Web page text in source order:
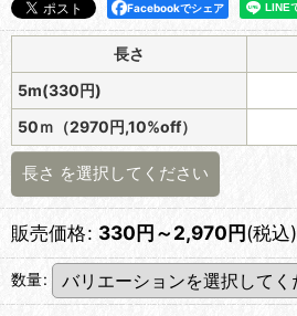
Facebookでシェア
長さ
5m(330円)
50ｍ（2970円,10%off）
長さ を選択してください
販売価格: 330円～2,970円(税込)
数量: